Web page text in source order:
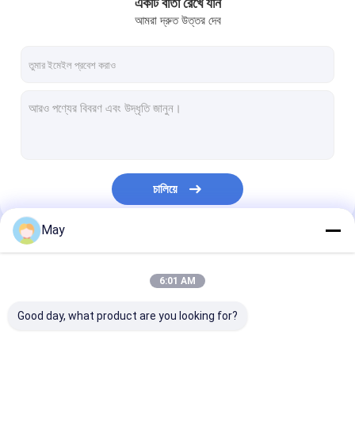
মাইক্রোওয়েভ মোশন সেন্সর
অন ​​ফাংশন সেন্সর অন
একটি বার্তা রেখে যান
আমরা দ্রুত উত্তর দেব
চালিয়ে
আমাদের বিভাগসমূহ
May
6:01 AM
Good day, what product are you looking for?